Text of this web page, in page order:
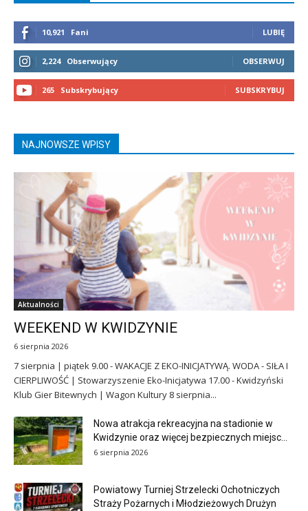
10,921 Fani LUBIĘ
2,224 Obserwujący OBSERWUJ
265 Subskrybujący SUBSKRYBUJ
NAJNOWSZE WPISY
Aktualności
WEEKEND W KWIDZYNIE
6 sierpnia 2026
7 sierpnia | piątek 9.00 - WAKACJE Z EKO-INICJATYWĄ. WODA - SIŁA I
CIERPLIWOŚĆ | Stowarzyszenie Eko-Inicjatywa 17.00 - Kwidzyński
Klub Gier Bitewnych | Wagon Kultury 8 sierpnia...
Nowa atrakcja rekreacyjna na stadionie w
Kwidzynie oraz więcej bezpiecznych miejsc...
6 sierpnia 2026
Powiatowy Turniej Strzelecki Ochotniczych
Straży Pożarnych i Młodzieżowych Drużyn